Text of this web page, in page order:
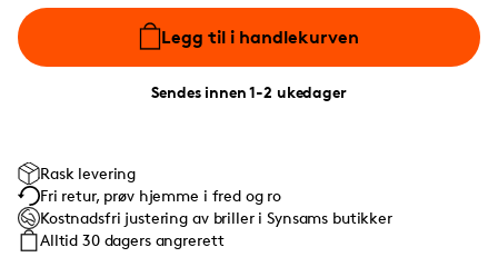
Legg til i handlekurven
Sendes innen 1-2 ukedager
Rask levering
Fri retur, prøv hjemme i fred og ro
Kostnadsfri justering av briller i Synsams butikker
Alltid 30 dagers angrerett